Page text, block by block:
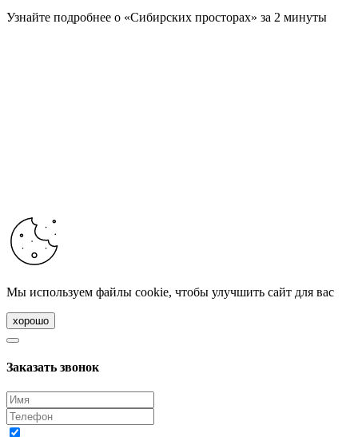
Узнайте подробнее о «Сибирских просторах» за 2 минуты
Мы используем файлы cookie, чтобы улучшить сайт для вас
хорошо
Заказать звонок